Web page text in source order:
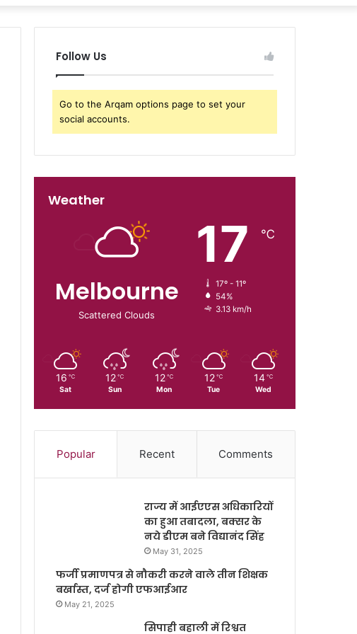
Follow Us
Go to the Arqam options page to set your
social accounts.
Weather
Melbourne
Scattered Clouds
17 ℃
17º - 11º
54%
3.13 km/h
16 ℃
Sat
12 ℃
Sun
12 ℃
Mon
12 ℃
Tue
14 ℃
Wed
Popular Recent Comments
राज्य में आईएएस अधिकारियों
का हुआ तबादला, बक्सर के
नये डीएम बने विद्यानंद सिंह
May 31, 2025
फर्जी प्रमाणपत्र से नौकरी करने वाले तीन शिक्षक
बर्खास्त, दर्ज होगी एफआईआर
May 21, 2025
सिपाही बहाली में रिश्वत